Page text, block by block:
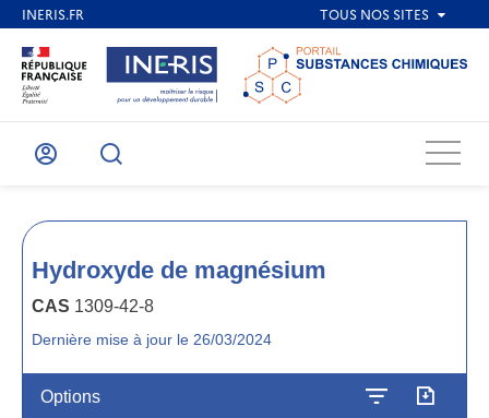
Mon
Recherche
Menu
Hydroxyde de magnésium
CAS 1309-42-8
Dernière mise à jour le 26/03/2024
Options